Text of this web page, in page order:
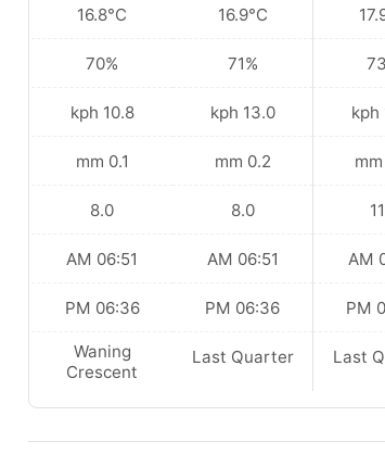
Last
16.9°C
71%
13.0 kph
0.2 mm
8.0
06:51 AM
06:36 PM
Last Quarter
16.8°C
70%
10.8 kph
0.1 mm
8.0
06:51 AM
06:36 PM
Waning
Crescent